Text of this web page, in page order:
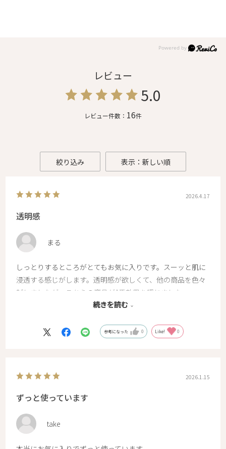
レビュー
5.0
レビュー件数： 16件
絞り込み 表示：新しい順
2026.4.17
透明感
まる
しっとりするところがとてもお気に入りです。スーッと肌に
浸透する感じがします。透明感が欲しくて、他の商品を色々
試しましたが、こちらの商品が1番効果を感じました。
1日付けただけで透明感がでます
続きを読む
参考になった 0 Like! 0
2026.1.15
ずっと使っています
take